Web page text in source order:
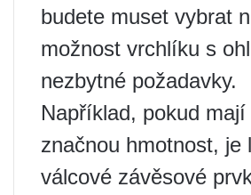
budete muset vybrat
možnost vrchlíku s
nezbytné požadavky.
Například, pokud mají
značnou hmotnost, je
válcové závěsové